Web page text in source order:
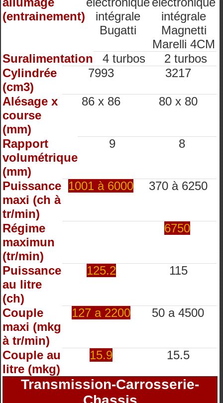
(entrainement)
intégrale
Bugatti
intégrale
Magnetti
Marelli 4CM
Suralimentation
4 turbos
2 turbos
Cylindrée
(cm3)
7993 3217
Alésage x
course
(mm)
86 x 86 80 x 80
Rapport
volumétrique
(mm)
9 8
Puissance
maxi (ch à
tr/min)
1001 à 6000 370 à 6250
Régime
maximun
(tr/min)
6750
Puissance
au litre
(ch)
125.2 115
Couple
maxi (mkg
à tr/min)
127 a 2200 50 a 4500
Couple au
litre (mkg)
15.9 15.5
Transmission-Carrosserie-